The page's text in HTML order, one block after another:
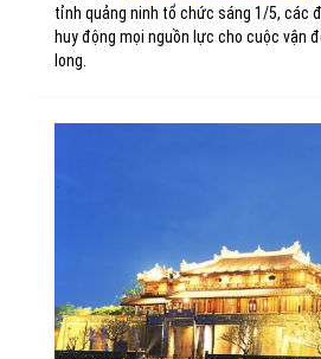
tỉnh quảng ninh tổ chức sáng 1/5, các
huy động mọi nguồn lực cho cuộc vận
long.